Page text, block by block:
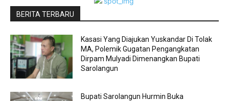
BERITA TERBARU
Kasasi Yang Diajukan Yuskandar Di Tolak
MA, Polemik Gugatan Pengangkatan
Dirpam Mulyadi Dimenangkan Bupati
Sarolangun
Bupati Sarolangun Hurmin Buka